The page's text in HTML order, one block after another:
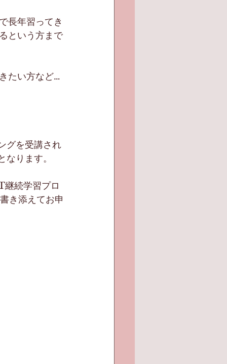
長年習ってき
という方まで
たい方など…
グを受講され
なります。
続学習プロ
き添えてお申